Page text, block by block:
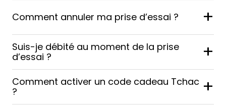
Comment annuler ma prise d’essai ? +
Suis-je débité au moment de la prise
d’essai ?
+
Comment activer un code cadeau Tchac
?
+